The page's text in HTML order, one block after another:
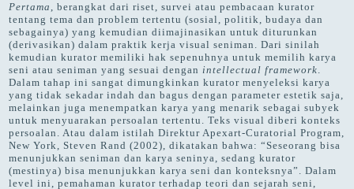
Pertama, berangkat dari riset, survei atau pembacaan kurator
tentang tema dan problem tertentu (sosial, politik, budaya dan
sebagainya) yang kemudian diimajinasikan untuk diturunkan
(derivasikan) dalam praktik kerja visual seniman. Dari sinilah
kemudian kurator memiliki hak sepenuhnya untuk memilih karya
seni atau seniman yang sesuai dengan intellectual framework.
Dalam tahap ini sangat dimungkinkan kurator menyeleksi karya
yang tidak sekadar indah dan bagus dengan parameter estetik saja,
melainkan juga menempatkan karya yang menarik sebagai subyek
untuk menyuarakan persoalan tertentu. Teks visual diberi konteks
persoalan. Atau dalam istilah Direktur Apexart-Curatorial Program,
New York, Steven Rand (2002), dikatakan bahwa: “Seseorang bisa
menunjukkan seniman dan karya seninya, sedang kurator
(mestinya) bisa menunjukkan karya seni dan konteksnya”. Dalam
level ini, pemahaman kurator terhadap teori dan sejarah seni,